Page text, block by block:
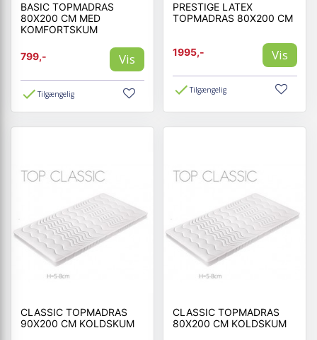
BASIC TOPMADRAS
80X200 CM MED
KOMFORTSKUM
799,- Vis
Tilgængelig
PRESTIGE LATEX
TOPMADRAS 80X200 CM
1995,- Vis
Tilgængelig
CLASSIC TOPMADRAS
90X200 CM KOLDSKUM
CLASSIC TOPMADRAS
80X200 CM KOLDSKUM